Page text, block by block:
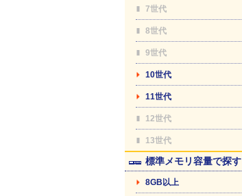
7世代
8世代
9世代
10世代
11世代
12世代
13世代
標準メモリ容量で探す
8GB以上